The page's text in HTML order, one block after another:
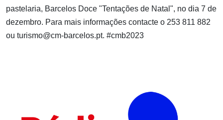
pastelaria, Barcelos Doce "Tentações de Natal", no dia 7 de
dezembro. Para mais informações contacte o 253 811 882
ou turismo@cm-barcelos.pt. #cmb2023